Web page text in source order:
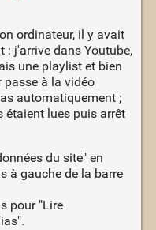
ordinateur, il y avait
: j'arrive dans Youtube,
une playlist et bien
passe à la vidéo
automatiquement ;
étaient lues puis arrêt
du site" en
à gauche de la barre
pour "Lire